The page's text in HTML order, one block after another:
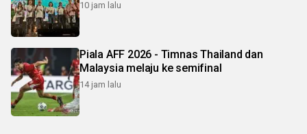
10 jam lalu
Piala AFF 2026 - Timnas Thailand dan
Malaysia melaju ke semifinal
14 jam lalu